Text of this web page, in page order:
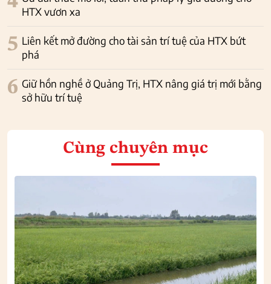
HTX vươn xa
5 Liên kết mở đường cho tài sản trí tuệ của HTX bứt
phá
6 Giữ hồn nghề ở Quảng Trị, HTX nâng giá trị mới bằng
sở hữu trí tuệ
Cùng chuyên mục